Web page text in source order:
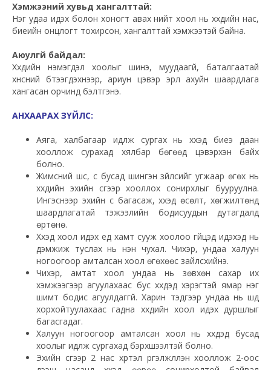
Хэмжээний хувьд хангалттай:
Нэг удаа идэх болон хоногт авах нийт хоол нь хүүхдийн нас,
биеийн онцлогт тохирсон, хангалттай хэмжээтэй байна.
Аюулгүй байдал:
Хүүхдийн нэмэгдэл хоолыг шинэ, муудаагүй, баталгаатай
хүнсний бүтээгдэхүүнээр, ариун цэвэр эрүүл ахуйн шаардлага
хангасан орчинд бэлтгэнэ.
АНХААРАХ ЗҮЙЛС:
Аяга, халбагаар идүүлж сургах нь хүүхэд биеэ даан
хооллож сурахад хялбар бөгөөд цэвэрхэн байх
болно.
Жимсний шүүс, сүү бусад шингэн зүйлсийг угжаар өгөх нь
хүүхдийн эхийн сүүгээр хооллох сонирхлыг бууруулна.
Ингэснээр эхийн сүү багасаж, хүүхэд өсөлт, хөгжилтөнд
шаардлагатай тэжээлийн бодисуудын дутагдалд
өртөнө.
Хүүхэд хоол идэх үед хамт сууж хоолоо гүйцэд идэхэд нь
дэмжиж туслах нь нэн чухал. Чихэр, ундаа халуун
ногоогоор амталсан хоол өгөхөөс зайлсхийнэ.
Чихэр, амтат хоол ундаа нь зөвхөн сахар их
хэмжээгээр агуулахаас бус хүүхдэд хэрэгтэй ямар нэг
шимт бодис агуулдаггүй. Харин тэ‎дгээр ундаа нь шүд
хорхойтуулахаас гадна хүүхдийн хоол идэх дуршлыг
багасгадаг.
Халуун ногоогоор амталсан хоол нь хүүхдэд бусад
хоолыг идүүлж сургахад бэ‎рхшээлтэй болно.
Эхийн сүүгээр 2 нас хүртэл үргэлжлүүлэн хооллож 2-оос